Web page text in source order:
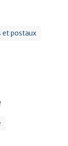
et postaux